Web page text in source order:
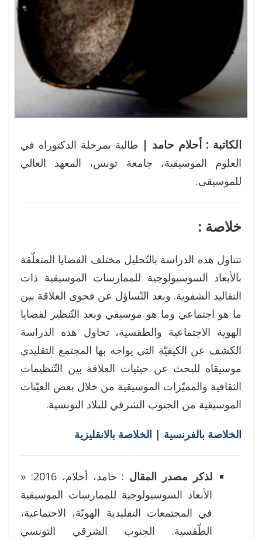
الكاتبة : أحلام حامد | طالبة بمرحلة الدكتوراه في
العلوم الموسيقية، جامعة تونس، المعهد العالي
للموسيقى.
خلاصة :
تتناول هذه الدراسة بالتّحليل مختلف القضايا المتعلّقة
بالأبعاد السوسيولوجية للممارسات الموسيقية ذات
التقاليد الشفوية. وبعد التّساؤل عن فحوى العلاقة بين
ما هو اجتماعي وما هو موسيقي وبعد التّنظير لقضايا
الهوية الاجتماعية والطقسية، تحاول هذه الدراسة
الكشف عن الكيفيّة التي يواجه بها المجتمع التقليدي
موسيقاه للبحث عن حيثيات العلاقة بين التّنظيمات
الثقافية والمميّزات الموسيقية من خلال بعض العيّنات
الموسيقية من الجنوب الشرقي للبلاد التونسية.
الخلاصة بالفرنسية | الخلاصة بالانقليزية
لذكر مصدر المقال
: حامد، أحلام، 2016: «
الأبعاد السوسيولوجية للممارسات الموسيقية
في المجتمعات التقليدية الهويّة، الاجتماعية،
الطّقسية. الجنوب الشرقي التونسي